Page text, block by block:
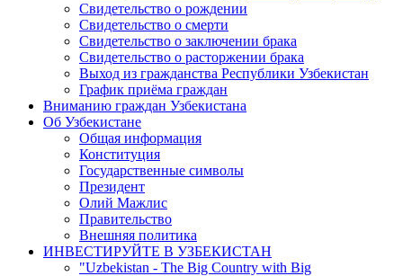
Свидетельство о рождении
Свидетельство о смерти
Свидетельство о заключении брака
Свидетельство о расторжении брака
Выход из гражданства Республики Узбекистан
График приёма граждан
Вниманию граждан Узбекистана
Об Узбекистане
Общая информация
Конституция
Государственные символы
Президент
Олий Мажлис
Правительство
Внешняя политика
ИНВЕСТИРУЙТЕ В УЗБЕКИСТАН
"Uzbekistan - The Big Country with Big